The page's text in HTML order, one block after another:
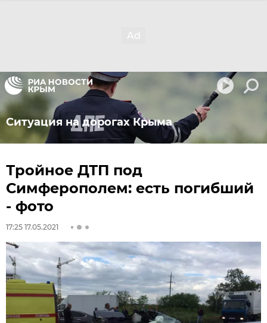
Ситуация на дорогах Крыма
Тройное ДТП под
Симферополем: есть погибший
- фото
17:25 17.05.2021